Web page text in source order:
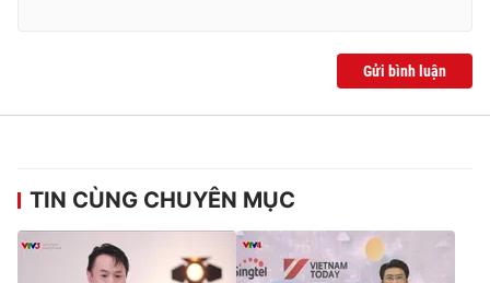
Gửi bình luận
TIN CÙNG CHUYÊN MỤC